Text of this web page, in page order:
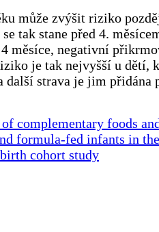
může zvýšit riziko
tak stane před 4.
měsíce, negativní
je tak nejvyšší u dětí,
další strava je jim přidána
complementary foods
formula-fed infants in the
cohort study